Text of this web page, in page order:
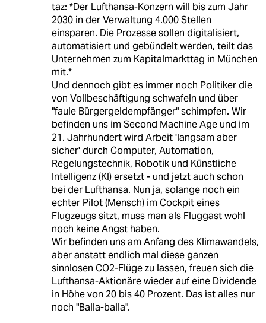
taz: *Der Lufthansa-Konzern will bis zum Jahr
2030 in der Verwaltung 4.000 Stellen
einsparen. Die Prozesse sollen digitalisiert,
automatisiert und gebündelt werden, teilt das
Unternehmen zum Kapitalmarkttag in München
mit.*
Und dennoch gibt es immer noch Politiker die
von Vollbeschäftigung schwafeln und über
"faule Bürgergeldempfänger" schimpfen. Wir
befinden uns im Second Machine Age und im
21. Jahrhundert wird Arbeit 'langsam aber
sicher' durch Computer, Automation,
Regelungstechnik, Robotik und Künstliche
Intelligenz (KI) ersetzt - und jetzt auch schon
bei der Lufthansa. Nun ja, solange noch ein
echter Pilot (Mensch) im Cockpit eines
Flugzeugs sitzt, muss man als Fluggast wohl
noch keine Angst haben.
Wir befinden uns am Anfang des Klimawandels,
aber anstatt endlich mal diese ganzen
sinnlosen CO2-Flüge zu lassen, freuen sich die
Lufthansa-Aktionäre wieder auf eine Dividende
in Höhe von 20 bis 40 Prozent. Das ist alles nur
noch "Balla-balla".